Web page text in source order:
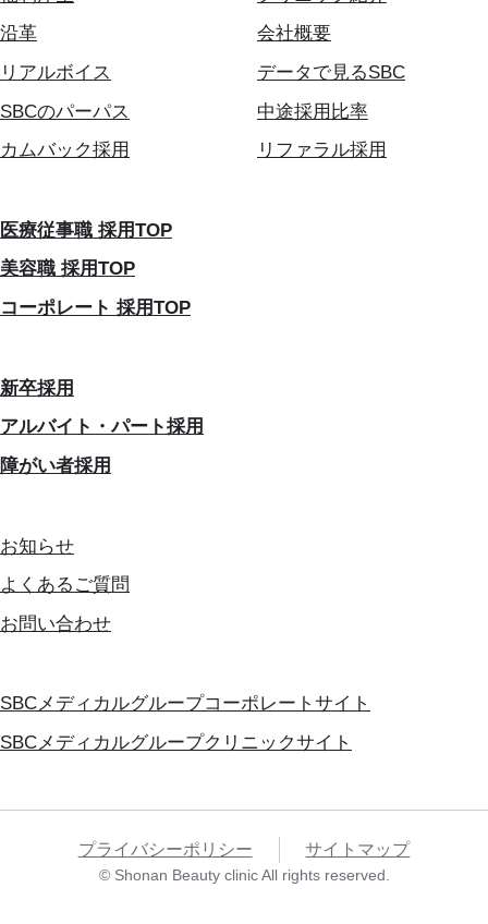
沿革
会社概要
リアルボイス
データで見るSBC
SBCのパーパス
中途採用比率
カムバック採用
リファラル採用
医療従事職 採用TOP
美容職 採用TOP
コーポレート 採用TOP
新卒採用
アルバイト・パート採用
障がい者採用
お知らせ
よくあるご質問
お問い合わせ
SBCメディカルグループコーポレートサイト
SBCメディカルグループクリニックサイト
プライバシーポリシー サイトマップ
© Shonan Beauty clinic All rights reserved.